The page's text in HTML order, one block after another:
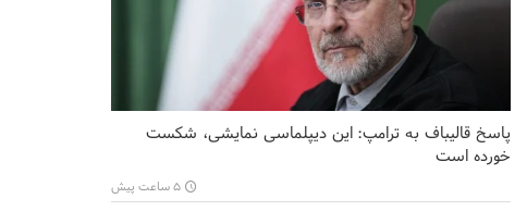
پاسخ قالیباف به ترامپ: این دیپلماسی نمایشی، شکست
خورده است
۵ ساعت پیش